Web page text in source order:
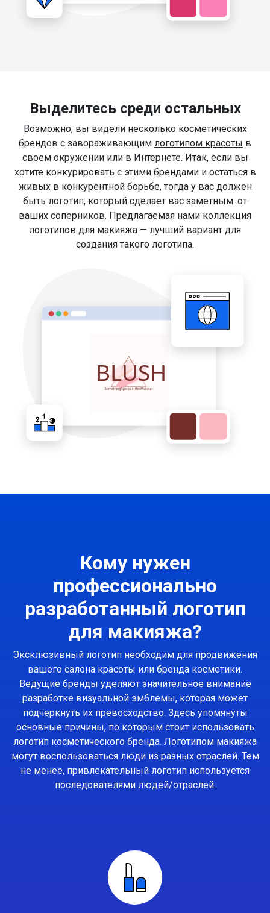
Выделитесь среди остальных
Возможно, вы видели несколько косметических
брендов с завораживающим логотипом красоты в
своем окружении или в Интернете. Итак, если вы
хотите конкурировать с этими брендами и остаться в
живых в конкурентной борьбе, тогда у вас должен
быть логотип, который сделает вас заметным. от
ваших соперников. Предлагаемая нами коллекция
логотипов для макияжа — лучший вариант для
создания такого логотипа.
Кому нужен
профессионально
разработанный логотип
для макияжа?
Эксклюзивный логотип необходим для продвижения
вашего салона красоты или бренда косметики.
Ведущие бренды уделяют значительное внимание
разработке визуальной эмблемы, которая может
подчеркнуть их превосходство. Здесь упомянуты
основные причины, по которым стоит использовать
логотип косметического бренда. Логотипом макияжа
могут воспользоваться люди из разных отраслей. Тем
не менее, привлекательный логотип используется
последователями людей/отраслей.